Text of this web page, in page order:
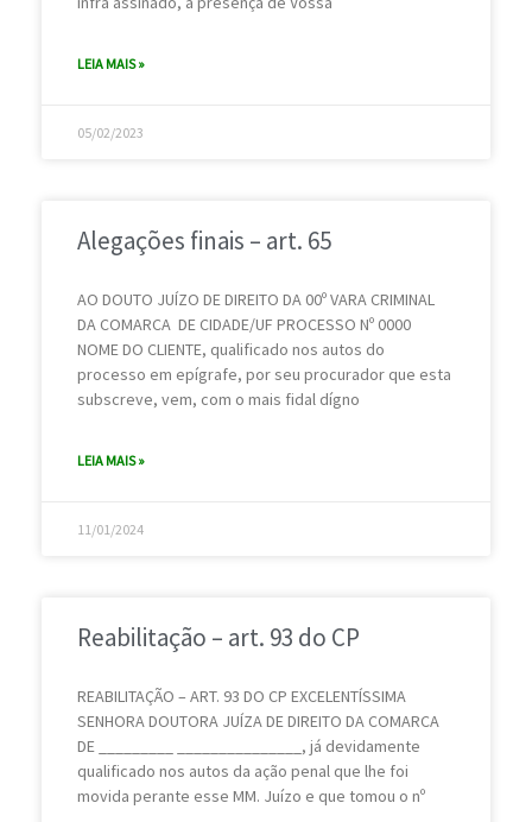
LEIA MAIS »
05/02/2023
Alegações finais – art. 65
AO DOUTO JUÍZO DE DIREITO DA 00º VARA CRIMINAL
DA COMARCA DE CIDADE/UF PROCESSO Nº 0000
NOME DO CLIENTE, qualificado nos autos do
processo em epígrafe, por seu procurador que esta
subscreve, vem, com o mais fidal dígno
LEIA MAIS »
11/01/2024
Reabilitação – art. 93 do CP
REABILITAÇÃO – ART. 93 DO CP EXCELENTÍSSIMA
SENHORA DOUTORA JUÍZA DE DIREITO DA COMARCA
DE _________ _______________, já devidamente
qualificado nos autos da ação penal que lhe foi
movida perante esse MM. Juízo e que tomou o nº